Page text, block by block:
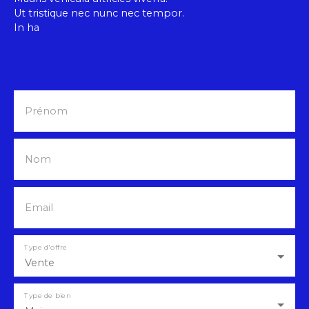
verdure propice à la détente et à la tranquillité.
Ut tristique nec nunc nec tempor.
In ha
Prénom
Nom
Email
Vente
Type d'offre
Type de bien